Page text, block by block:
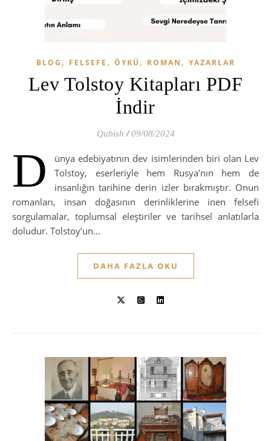
BLOG , FELSEFE , ÖYKÜ , ROMAN , YAZARLAR
Lev Tolstoy Kitapları PDF
İndir
Qubish / 09/08/2024
D
ünya edebiyatının dev isimlerinden biri olan Lev
Tolstoy, eserleriyle hem Rusya’nın hem de
insanlığın tarihine derin izler bırakmıştır. Onun
romanları, insan doğasının derinliklerine inen felsefi
sorgulamalar, toplumsal eleştiriler ve tarihsel anlatılarla
doludur. Tolstoy’un…
DAHA FAZLA OKU